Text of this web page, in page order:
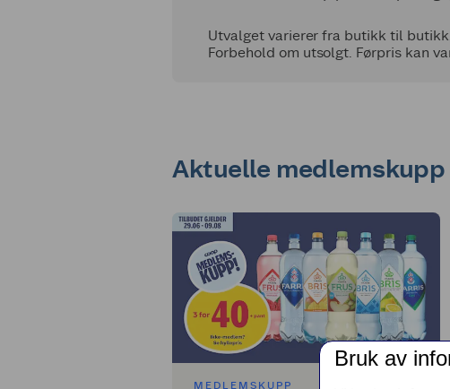
Utvalget varierer fra butikk til butikk.
Forbehold om utsolgt. Førpris kan
Aktuelle medlemskupp
MEDLEMSKUPP
Bruk av